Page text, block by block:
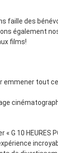
faille des
également
films!
tout ce
10 HEURES